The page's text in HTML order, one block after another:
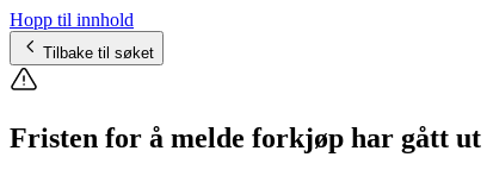
Hopp til innhold
Tilbake til søket
Fristen for å melde forkjøp har gått ut